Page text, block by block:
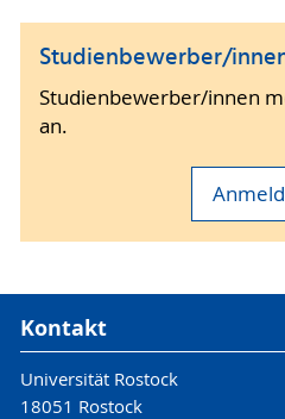
Studienbewerber/
Studienbewerber/innen
an.
Kontakt
Universität Rostock
18051 Rostock